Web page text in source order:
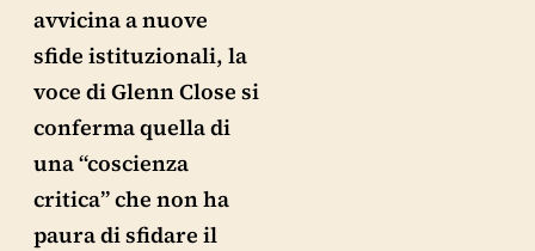
avvicina a nuove
sfide istituzionali, la
voce di Glenn Close si
conferma quella di
una “coscienza
critica” che non ha
paura di sfidare il